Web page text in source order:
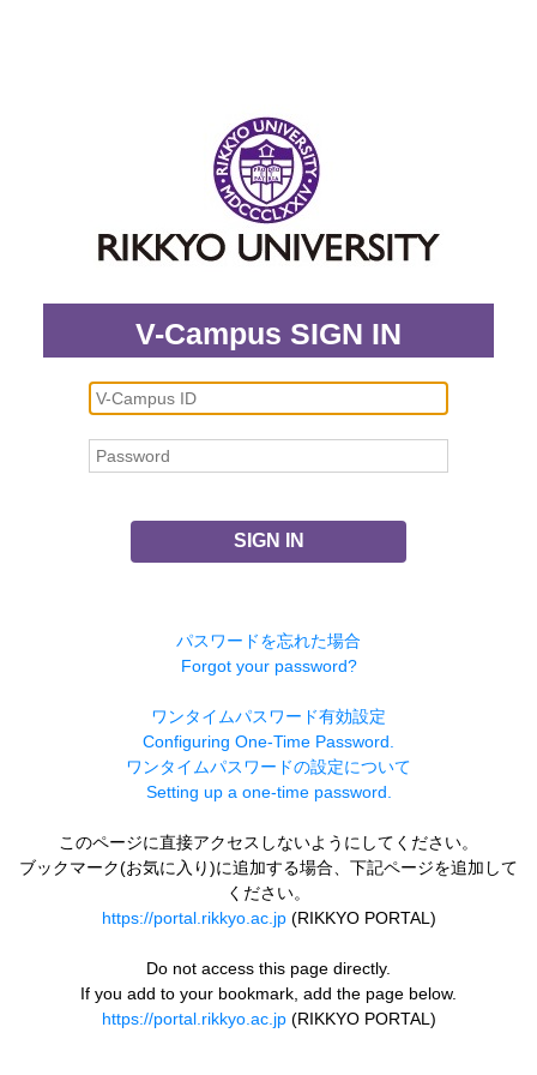
V-Campus SIGN IN
SIGN IN
パスワードを忘れた場合
Forgot your password?
ワンタイムパスワード有効設定
Configuring One-Time Password.
ワンタイムパスワードの設定について
Setting up a one-time password.
このページに直接アクセスしないようにしてください。
ブックマーク(お気に入り)に追加する場合、下記ページを追加して
ください。
https://portal.rikkyo.ac.jp(RIKKYO PORTAL)
Do not access this page directly.
If you add to your bookmark, add the page below.
https://portal.rikkyo.ac.jp(RIKKYO PORTAL)